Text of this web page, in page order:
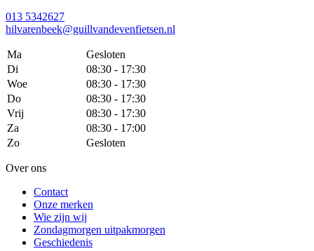
013 5342627
hilvarenbeek@guillvandevenfietsen.nl
Ma
Gesloten
Di
08:30 - 17:30
Woe
08:30 - 17:30
Do
08:30 - 17:30
Vrij
08:30 - 17:30
Za
08:30 - 17:00
Zo
Gesloten
Over ons
Contact
Onze merken
Wie zijn wij
Zondagmorgen uitpakmorgen
Geschiedenis